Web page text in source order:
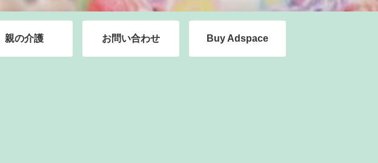
親の介護 お問い合わせ Buy Adspace